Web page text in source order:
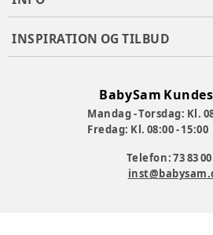
INSPIRATION OG TILBUD
BabySam
Mandag - Torsdag: Kl.
Fredag: Kl. 08:00 - 15:00
Telefon: 73 83 00